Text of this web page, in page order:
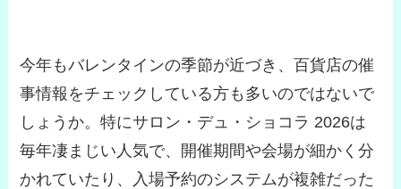
今年もバレンタインの季節が近づき、百貨店の催
事情報をチェックしている方も多いのではないで
しょうか。特にサロン・デュ・ショコラ 2026は
毎年凄まじい人気で、開催期間や会場が細かく分
かれていたり、入場予約のシステムが複雑だった